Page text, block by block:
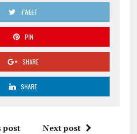
TWEET
PIN
SHARE
SHARE
post Next post